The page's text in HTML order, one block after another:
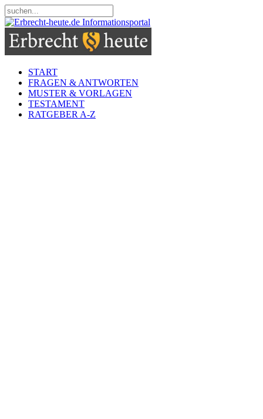
START
FRAGEN & ANTWORTEN
MUSTER & VORLAGEN
TESTAMENT
RATGEBER A-Z